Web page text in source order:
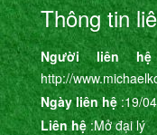
Thông tin
Người liên hệ
http://
Ngày liên hệ:19/
Liên hệ:Mở đại lý